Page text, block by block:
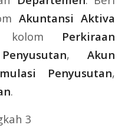
Akuntansi Aktiva
Perkiraan
,Akun
Penyusutan,
.